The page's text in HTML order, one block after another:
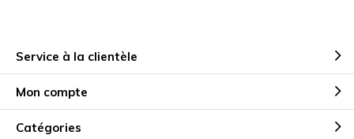
Service à la clientèle
Mon compte
Catégories